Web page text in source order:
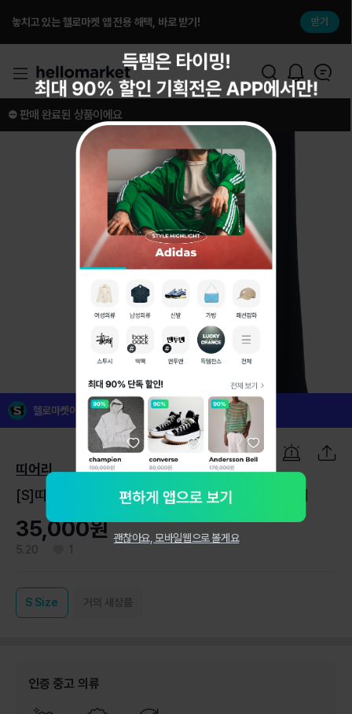
놓치고 있는 헬로마켓 앱 전용 해택, 바로 받기! 받기
1 / 7
⛔️ 판매 완료된 상품이에요
헬로마켓이 꼼꼼하게 검수한 인증 중고 의류예요!
띠어리
[S]띠어리 네이비 슬림 세미부츠컷 플레어 슬랙스 바지
35,000원
5.20 1
S Size 거의 새상품
인증 중고 의류
괜찮아요, 모바일웹으로 볼게요